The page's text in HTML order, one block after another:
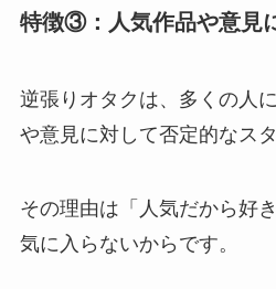
特徴③：人気作品や意見
逆張りオタクは、多くの人
や意見に対して否定的なス
その理由は「人気だから好
気に入らないからです。